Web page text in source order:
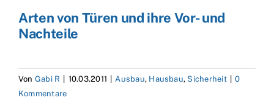
Arten von Türen und ihre Vor- und
Nachteile
Von Gabi R 10.03.2011 Ausbau, Hausbau, Sicherheit
0
Kommentare